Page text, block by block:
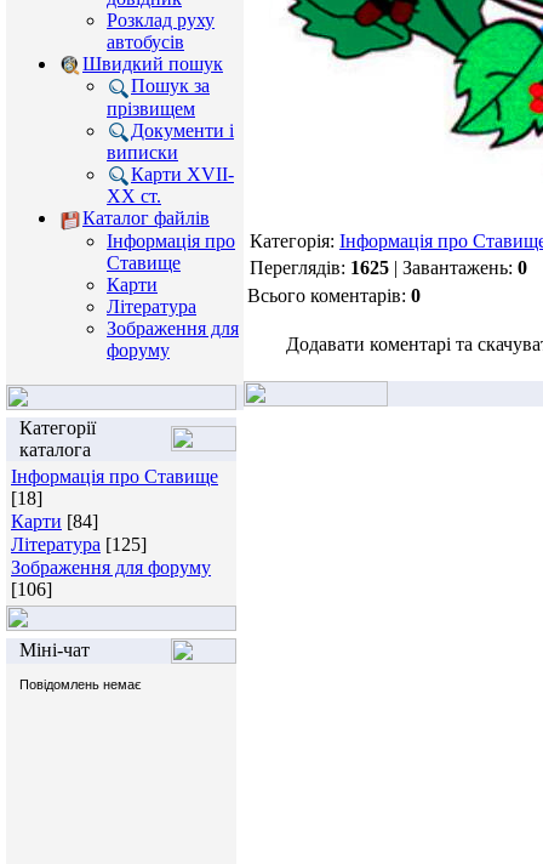
Розклад руху
автобусів
Швидкий пошук
Пошук за
прізвищем
Документи і
виписки
Карти XVII-
XX ст.
Каталог файлів
Інформація про
Ставище
Карти
Література
Зображення для
форуму
Категорії
каталога
Інформація про Ставище
[18]
Карти [84]
Література [125]
Зображення для форуму
[106]
Міні-чат
Категорія: Інформація про
Переглядів: 1625 | Завантажень: 0
Всього коментарів: 0
Додавати коментарі та